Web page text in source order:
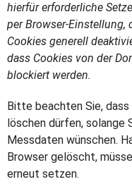
hierfür erforderliche
per Browser-Einstellung,
Cookies generell
dass Cookies von der
blockiert werden.
Bitte beachten Sie,
löschen dürfen, solange
Messdaten wünschen.
Browser gelöscht,
erneut setzen.